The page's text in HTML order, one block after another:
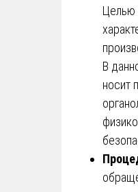
Целью
В
носит